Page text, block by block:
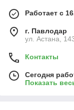
Работает с
г. Павлодар
ул. Астана,
Контакты
Сегодня
Показать